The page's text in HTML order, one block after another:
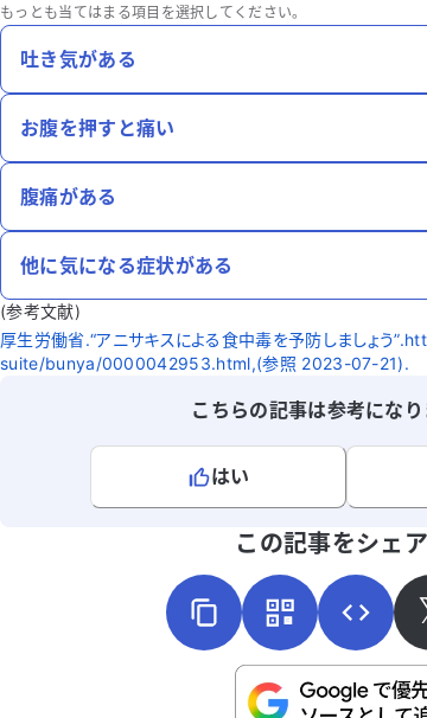
もっとも当てはまる項目を選択してください。
吐き気がある
お腹を押すと痛い
腹痛がある
他に気になる症状がある
(参考文献)
厚生労働省.“アニサキスによる食中毒を予防しましょ
suite/bunya/0000042953.html,(参照 2023-07-21).
こちらの記事は参考になり
はい
こちらは送信専用のフォームです。氏名やご自身の病
この記事をシェ